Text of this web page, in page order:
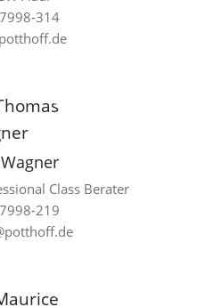
314
Class Berater
219